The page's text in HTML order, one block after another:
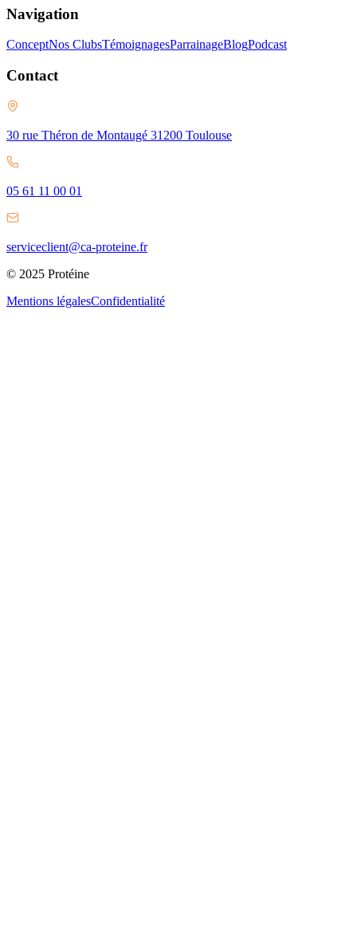
Navigation
ConceptNos ClubsTémoignagesParrainageBlogPodcast
Contact
30 rue Théron de Montaugé 31200 Toulouse
05 61 11 00 01
serviceclient@ca-proteine.fr
© 2025 Protéine
Mentions légalesConfidentialité